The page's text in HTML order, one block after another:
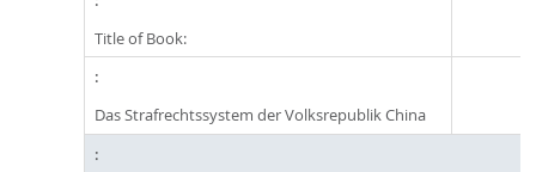
Title of Book:
Das Strafrechtssystem der Volksrepublik China